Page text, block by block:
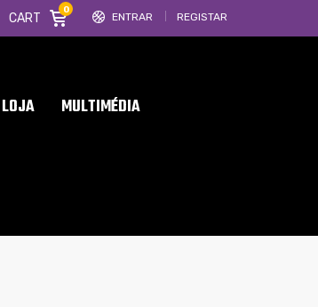
ENTRAR REGISTAR
CART
0
LOJA MULTIMÉDIA